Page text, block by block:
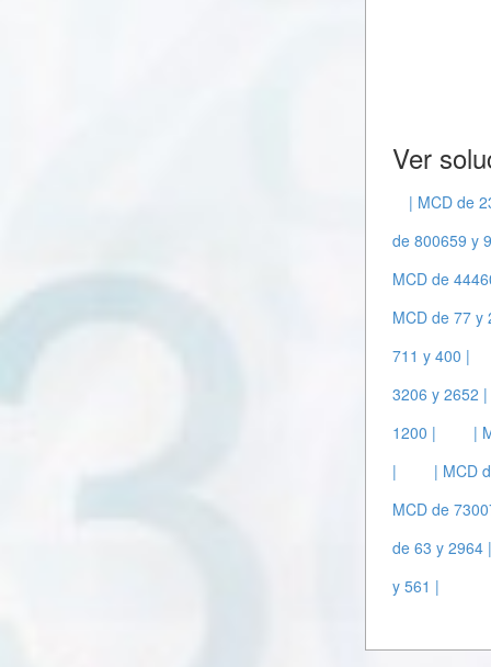
Ver
| MCD de
de 800659 y
MCD de
MCD de 77 y
711 y 400 |
3206 y 2652 |
1200 |
|
|
| MCD
MCD de
de 63 y 2964
y 561 |